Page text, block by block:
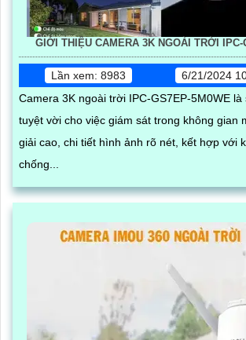
GIỚI THIỆU CAMERA 3K NGOÀI TRỜI IPC-
Lần xem: 8983
6/21/2024
Camera 3K ngoài trời IPC-GS7EP-5M0WE
tuyệt vời cho việc giám sát trong không gian mở. Với độ
giải cao, chi tiết hình ảnh rõ nét, kết hợp với
chống...